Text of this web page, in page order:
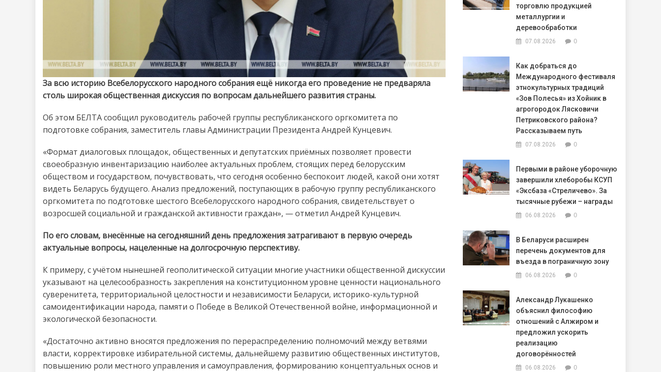
За всю историю Всебелорусского народного собрания ещё никогда его проведение не предваряла
столь широкая общественная дискуссия по вопросам дальнейшего развития страны.
Об этом БЕЛТА сообщил руководитель рабочей группы республиканского оргкомитета по
подготовке собрания, заместитель главы Администрации Президента Андрей Кунцевич.
«Формат диалоговых площадок, общественных и депутатских приёмных позволяет провести
своеобразную инвентаризацию наиболее актуальных проблем, стоящих перед белорусским
обществом и государством, почувствовать, что сегодня особенно беспокоит людей, какой они хотят
видеть Беларусь будущего. Анализ предложений, поступающих в рабочую группу республиканского
оргкомитета по подготовке шестого Всебелорусского народного собрания, свидетельствует о
возросшей социальной и гражданской активности граждан», — отметил Андрей Кунцевич.
По его словам, внесённые на сегодняшний день предложения затрагивают в первую очередь
актуальные вопросы, нацеленные на долгосрочную перспективу.
К примеру, с учётом нынешней геополитической ситуации многие участники общественной дискуссии
указывают на целесообразность закрепления на конституционном уровне ценности национального
суверенитета, территориальной целостности и независимости Беларуси, историко-культурной
самоидентификации народа, памяти о Победе в Великой Отечественной войне, информационной и
экологической безопасности.
«Достаточно активно вносятся предложения по перераспределению полномочий между ветвями
власти, корректировке избирательной системы, дальнейшему развитию общественных институтов,
повышению роли местного управления и самоуправления, формированию концептуальных основ и
торговлю продукцией
металлургии и
деревообработки
07.08.2026 0
Как добраться до
Международного фестиваля
этнокультурных традиций
«Зов Полесья» из Хойник в
агрогородок Лясковичи
Петриковского района?
Рассказываем путь
07.08.2026 0
Первыми в районе уборочную
завершили хлеборобы КСУП
«Эксбаза «Стреличево». За
тысячные рубежи – награды
06.08.2026 0
В Беларуси расширен
перечень документов для
въезда в пограничную зону
06.08.2026 0
Александр Лукашенко
объяснил философию
отношений с Алжиром и
предложил ускорить
реализацию
договорённостей
06.08.2026 0